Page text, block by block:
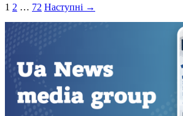
Пагінація
записів
1 2 … 72 Наступні →